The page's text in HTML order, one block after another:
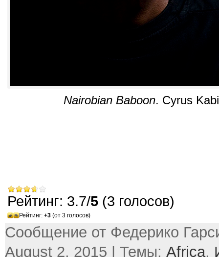
Nairobian Baboon. Cyrus
Рейтинг: 3.7/5 (3 голосов)
Рейтинг: +3 (от 3 голосов)
Сообщение от Федерико
August 2, 2015 | Темы: Africa,